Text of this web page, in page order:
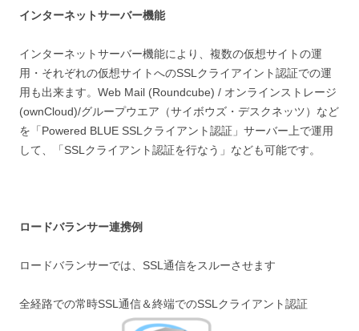
インターネットサーバー機能
インターネットサーバー機能により、複数の仮想サイトの運
用・それぞれの仮想サイトへのSSLクライアイント認証での運
用も出来ます。Web Mail (Roundcube) / オンラインストレージ
(ownCloud)/グループウエア（サイボウズ・デスクネッツ）など
を「Powered BLUE SSLクライアント認証」サーバー上で運用
して、「SSLクライアント認証を行なう」なども可能です。
ロードバランサー連携例
ロードバランサーでは、SSL通信をスルーさせます
全経路での常時SSL通信＆終端でのSSLクライアント認証